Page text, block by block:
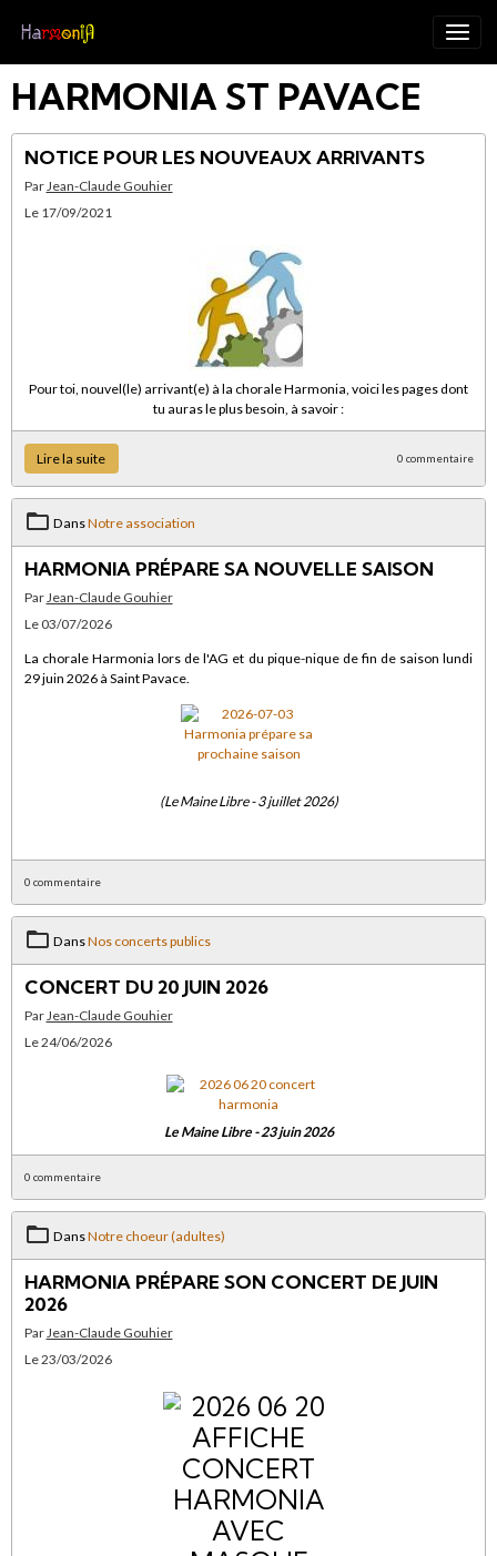
HARMONIA ST PAVACE
NOTICE POUR LES NOUVEAUX ARRIVANTS
Par Jean-Claude Gouhier
Le 17/09/2021
Pour toi, nouvel(le) arrivant(e) à la chorale Harmonia, voici les pages dont
tu auras le plus besoin, à savoir :
Lire la suite 0 commentaire
DansNotre association
HARMONIA PRÉPARE SA NOUVELLE SAISON
ParJean-Claude Gouhier
Le 03/07/2026
La chorale Harmonia lors de l'AG et du pique-nique de fin de saison lundi
29 juin 2026 à Saint Pavace.
(Le Maine Libre - 3 juillet 2026)
0 commentaire
DansNos concerts publics
CONCERT DU 20 JUIN 2026
ParJean-Claude Gouhier
Le 24/06/2026
Le Maine Libre - 23 juin 2026
0 commentaire
DansNotre choeur (adultes)
HARMONIA PRÉPARE SON CONCERT DE JUIN
2026
ParJean-Claude Gouhier
Le 23/03/2026